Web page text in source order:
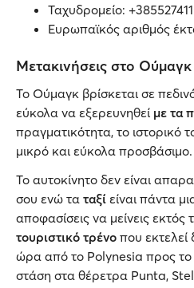
Ταχυδρομείο:
Ευρωπαϊκός αριθμός
Μετακινήσεις στο Ούμαγκ
Το Ούμαγκ βρίσκεται σε
εύκολα να εξερευνηθεί με τα
πραγματικότητα, το ιστορικό
μικρό και εύκολα προσβάσιμο.
Το αυτοκίνητο δεν είναι
σου ενώ τα ταξί είναι πάντα
αποφασίσεις να μείνεις εκτός
τουριστικό τρένο που εκτελεί
ώρα από το Polynesia προς το
στάση στα θέρετρα Punta,